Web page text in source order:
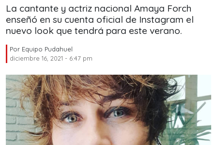
La cantante y actriz nacional Amaya Forch
enseñó en su cuenta oficial de Instagram el
nuevo look que tendrá para este verano.
Por Equipo Pudahuel
diciembre 16, 2021 - 6:47 pm